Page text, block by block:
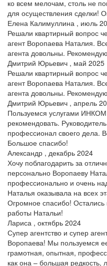
ко всем мелочам, столь не
для осуществления сделки!
Елена Калимуллина , июль
Решали квартирный вопрос
агент Воропаева Наталия.
агента довольны.
Дмитрий Юрьевич , май 2025
Решали квартирный вопрос
агент Воропаева Наталия.
агента довольны.
Дмитрий Юрьевич , апрель
Пользуемся услугами
рекомендовать.
профессионал своего дела.
Большое спасибо!
Александр , декабрь 2024
Хочу поблагодарить за
персонально Воропаеву
профессионально и очень
Наталья оказывала на всех
Огромное спасибо!
работы Натальи!
Лариса , октябрь 2024
Супер агентство и супер
Воропаева! Мы пользуемся
грамотная, опытная,
как она – большая